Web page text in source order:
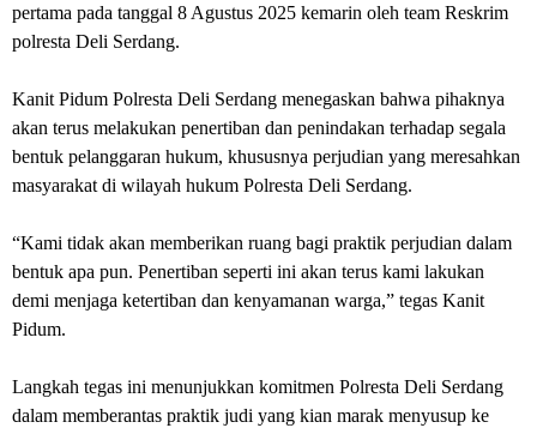
pertama pada tanggal 8 Agustus 2025 kemarin oleh team Reskrim
polresta Deli Serdang.
Kanit Pidum Polresta Deli Serdang menegaskan bahwa pihaknya
akan terus melakukan penertiban dan penindakan terhadap segala
bentuk pelanggaran hukum, khususnya perjudian yang meresahkan
masyarakat di wilayah hukum Polresta Deli Serdang.
“Kami tidak akan memberikan ruang bagi praktik perjudian dalam
bentuk apa pun. Penertiban seperti ini akan terus kami lakukan
demi menjaga ketertiban dan kenyamanan warga,” tegas Kanit
Pidum.
Langkah tegas ini menunjukkan komitmen Polresta Deli Serdang
dalam memberantas praktik judi yang kian marak menyusup ke